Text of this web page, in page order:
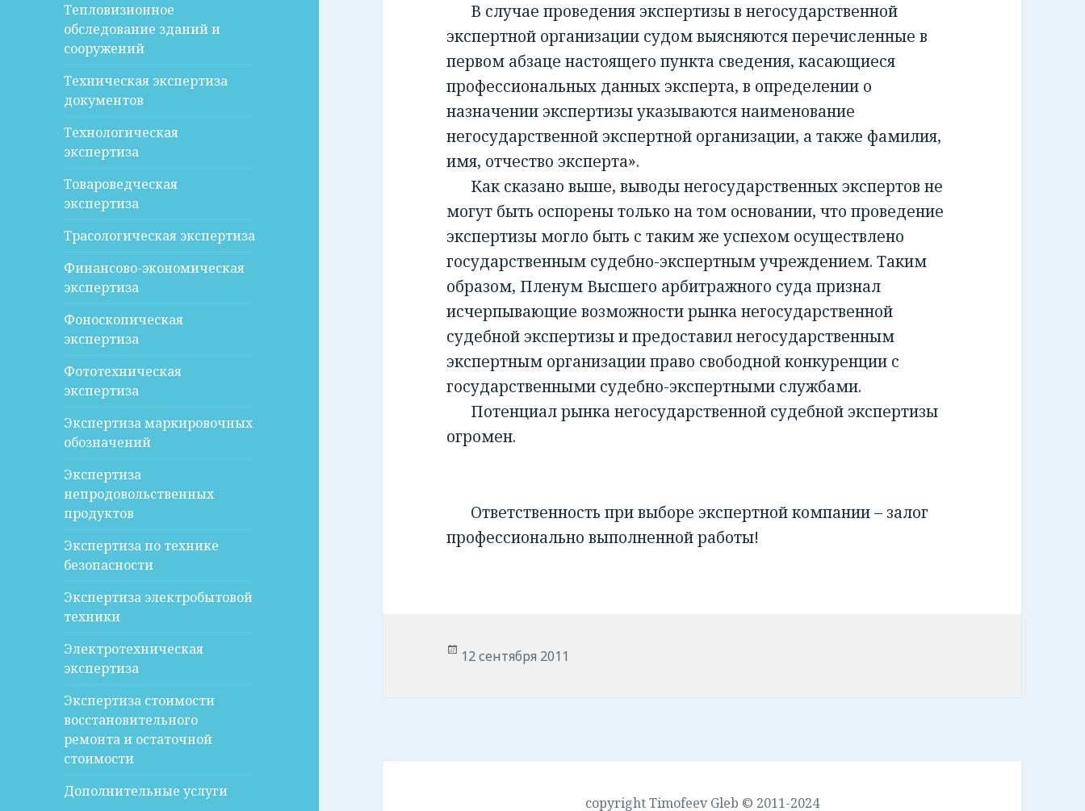
Тепловизионное
обследование зданий и
сооружений
Техническая экспертиза
документов
Технологическая
экспертиза
Товароведческая
экспертиза
Трасологическая экспертиза
Финансово-экономическая
экспертиза
Фоноскопическая
экспертиза
Фототехническая
экспертиза
Экспертиза маркировочных
обозначений
Экспертиза
непродовольственных
продуктов
Экспертиза по технике
безопасности
Экспертиза электробытовой
техники
Электротехническая
экспертиза
Экспертиза стоимости
восстановительного
ремонта и остаточной
стоимости
Дополнительные услуги
В случае проведения экспертизы в негосударственной
экспертной организации судом выясняются перечисленные в
первом абзаце настоящего пункта сведения, касающиеся
профессиональных данных эксперта, в определении о
назначении экспертизы указываются наименование
негосударственной экспертной организации, а также фамилия,
имя, отчество эксперта».
Как сказано выше, выводы негосударственных экспертов не
могут быть оспорены только на том основании, что проведение
экспертизы могло быть с таким же успехом осуществлено
государственным судебно-экспертным учреждением. Таким
образом, Пленум Высшего арбитражного суда признал
исчерпывающие возможности рынка негосударственной
судебной экспертизы и предоставил негосударственным
экспертным организации право свободной конкуренции с
государственными судебно-экспертными службами.
Потенциал рынка негосударственной судебной экспертизы
огромен.
Ответственность при выборе экспертной компании – залог
профессионально выполненной работы!
Опубликовано
12 сентября 2011
copyright Timofeev Gleb © 2011-2024